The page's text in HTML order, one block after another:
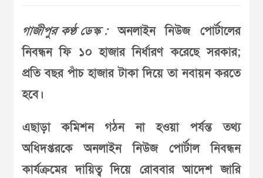
গাজীপুর কণ্ঠ ডেস্ক :অনলাইন নিউজ পোর্টালের
নিবন্ধন ফি ১০ হাজার নির্ধারণ করেছে সরকার;
প্রতি বছর পাঁচ হাজার টাকা দিয়ে তা নবায়ন করতে
হবে।
এছাড়া কমিশন গঠন না হওয়া পর্যন্ত তথ্য
অধিদপ্তরকে অনলাইন নিউজ পোর্টাল নিবন্ধন
কার্যক্রমের দায়িত্ব দিয়ে রোববার আদেশ জারি